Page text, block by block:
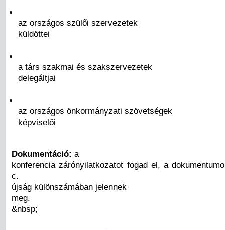
az országos szülői szervezetek
küldöttei
a társ szakmai és szakszervezetek
delegáltjai
az országos önkormányzati szövetségek
képviselői
Dokumentáció: a
konferencia zárónyilatkozatot fogad el, a
c.
újság különszámában jelennek
meg.
&nbsp;